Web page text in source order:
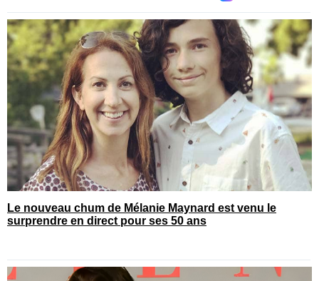
Le nouveau chum de Mélanie Maynard est venu le
surprendre en direct pour ses 50 ans